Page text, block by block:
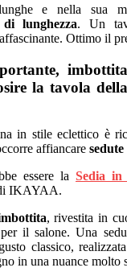
e nella sua
lunghezza. Un
Ottimo il
la tavola
in stile eclettico è
affiancare
essere la Sedia in
IKAYAA.
, rivestita in
il salone. Una
classico,
in una nuance molto